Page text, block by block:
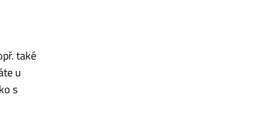
také
u
s